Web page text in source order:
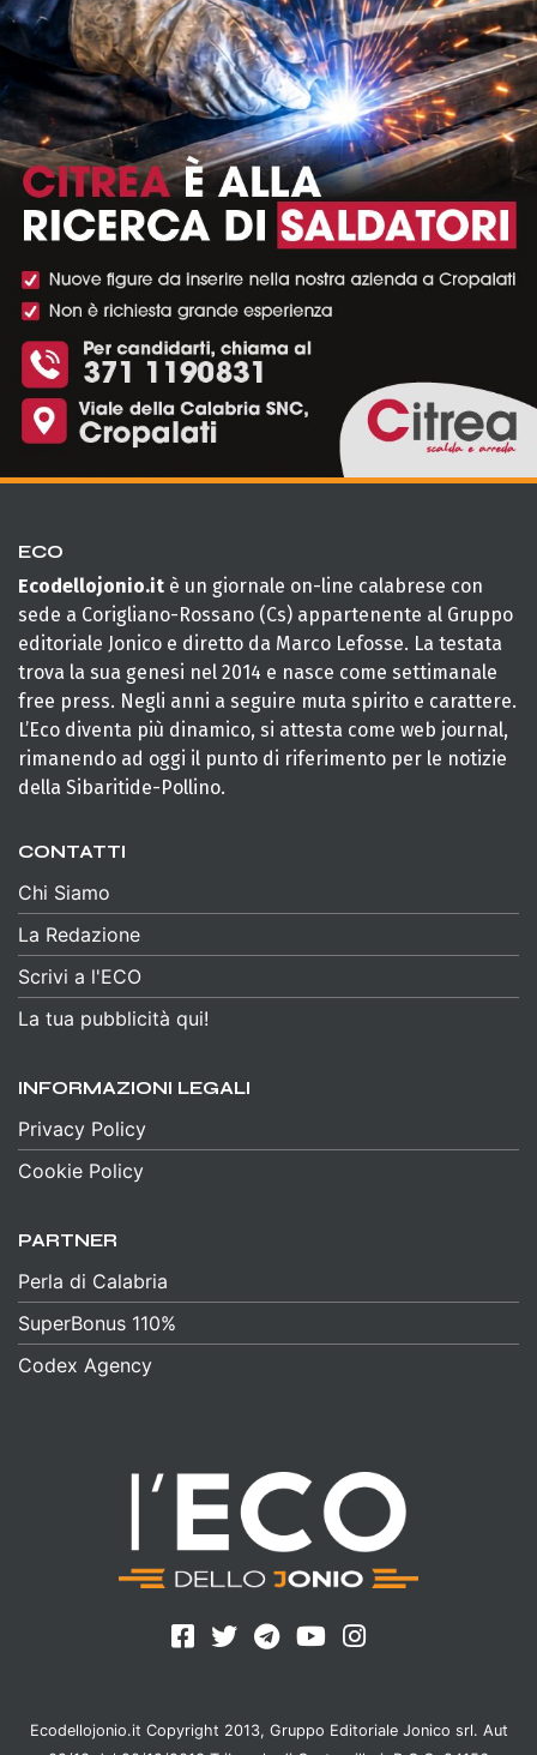
ECO
Ecodellojonio.it è un giornale on-line calabrese con
sede a Corigliano-Rossano (Cs) appartenente al Gruppo
editoriale Jonico e diretto da Marco Lefosse. La testata
trova la sua genesi nel 2014 e nasce come settimanale
free press. Negli anni a seguire muta spirito e carattere.
L’Eco diventa più dinamico, si attesta come web journal,
rimanendo ad oggi il punto di riferimento per le notizie
della Sibaritide-Pollino.
CONTATTI
Chi Siamo
La Redazione
Scrivi a l'ECO
La tua pubblicità qui!
INFORMAZIONI LEGALI
Privacy Policy
Cookie Policy
PARTNER
Perla di Calabria
SuperBonus 110%
Codex Agency
Ecodellojonio.it Copyright 2013, Gruppo Editoriale Jonico srl. Aut